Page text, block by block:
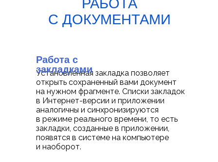
Установленная закладка позволяет
открыть сохраненный вами документ
на нужном фрагменте. Списки закладок
в Интернет-версии и приложении
аналогичны и синхронизируются
в режиме реального времени, то есть
закладки, созданные в приложении,
появятся в системе на компьютере
и наоборот.
РАБОТА
С ДОКУМЕНТАМИ
Работа с
закладками